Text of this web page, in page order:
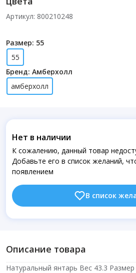
Артикул: 800210248
Размер: 55
55
Бренд: Амберхолл
амберхолл
Нет в наличии
К сожалению, данный товар
Добавьте его в список желаний,
появлением
В список
Описание товара
Натуральный янтарь Вес 43.3